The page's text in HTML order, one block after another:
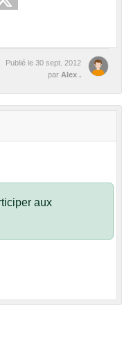
Publié le 30 sept. 2012
par Alex .
aux